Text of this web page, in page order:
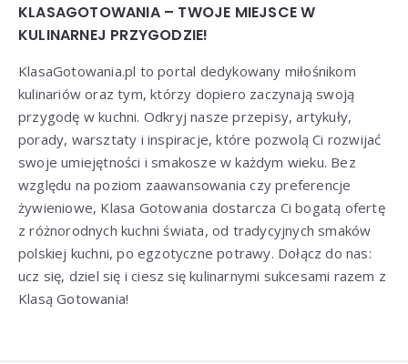
KLASAGOTOWANIA – TWOJE MIEJSCE W
KULINARNEJ PRZYGODZIE!
KlasaGotowania.pl to portal dedykowany miłośnikom
kulinariów oraz tym, którzy dopiero zaczynają swoją
przygodę w kuchni. Odkryj nasze przepisy, artykuły,
porady, warsztaty i inspiracje, które pozwolą Ci rozwijać
swoje umiejętności i smakosze w każdym wieku. Bez
względu na poziom zaawansowania czy preferencje
żywieniowe, Klasa Gotowania dostarcza Ci bogatą ofertę
z różnorodnych kuchni świata, od tradycyjnych smaków
polskiej kuchni, po egzotyczne potrawy. Dołącz do nas:
ucz się, dziel się i ciesz się kulinarnymi sukcesami razem z
Klasą Gotowania!